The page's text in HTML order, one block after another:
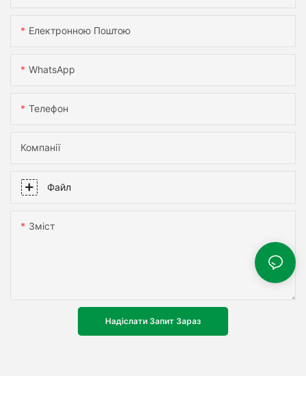
Електронною Поштою
WhatsApp
Телефон
Компанії
Файл
Зміст
Надіслати Запит Зараз